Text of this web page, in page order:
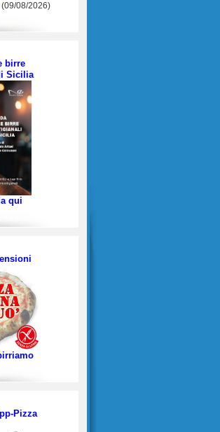
(09/08/2026)
birre
Sicilia
qui
Pizza